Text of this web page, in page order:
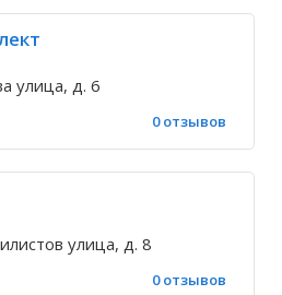
улица, д. 6
0 отзывов
улица, д. 8
0 отзывов